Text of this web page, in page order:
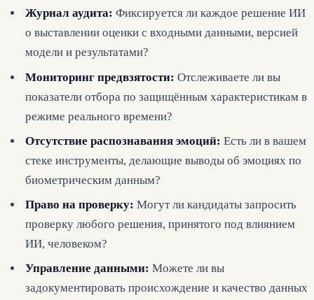
Журнал аудита: Фиксируется ли каждое решение ИИ
о выставлении оценки с входными данными, версией
модели и результатами?
Мониторинг предвзятости: Отслеживаете ли вы
показатели отбора по защищённым характеристикам в
режиме реального времени?
Отсутствие распознавания эмоций: Есть ли в вашем
стеке инструменты, делающие выводы об эмоциях по
биометрическим данным?
Право на проверку: Могут ли кандидаты запросить
проверку любого решения, принятого под влиянием
ИИ, человеком?
Управление данными: Можете ли вы
задокументировать происхождение и качество данных